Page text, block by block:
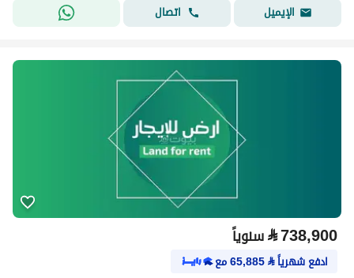
الإيميل اتصال
⃁738,900 سنوياً
ادفع شهرياً⃁
65,885مع